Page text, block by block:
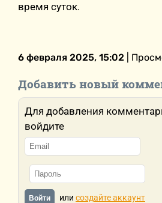
время суток.
6 февраля 2025, 15:02 |
Добавить новый
Для добавления
войдите
Войти или создайте аккаунт